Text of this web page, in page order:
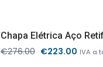
Chapa Elétrica Aço
€276.00 O
€223.00 O
IVA a